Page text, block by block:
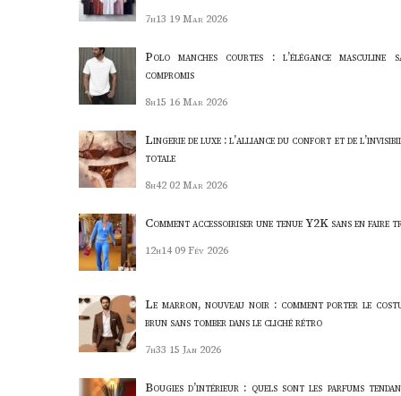
7h13 19 Mar 2026
Polo manches courtes : l’élégance masculine
compromis
8h15 16 Mar 2026
Lingerie de luxe : l’alliance du confort et de
totale
8h42 02 Mar 2026
Comment accessoiriser une tenue Y2K sans en faire
12h14 09 Fév 2026
Le marron, nouveau noir : comment porter le
brun sans tomber dans le cliché rétro
7h33 15 Jan 2026
Bougies d’intérieur : quels sont les parfums